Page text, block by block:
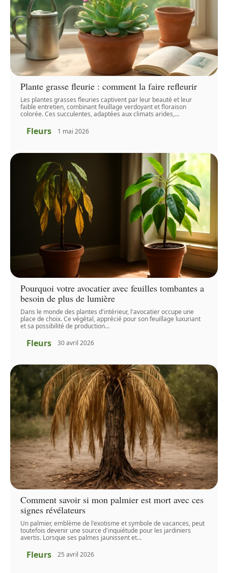
Plante grasse fleurie : comment la faire refleurir
Les plantes grasses fleuries captivent par leur beauté et leur
faible entretien, combinant feuillage verdoyant et floraison
colorée. Ces succulentes, adaptées aux climats arides,…
Fleurs 1 mai 2026
Pourquoi votre avocatier avec feuilles tombantes a
besoin de plus de lumière
Dans le monde des plantes d'intérieur, l'avocatier occupe une
place de choix. Ce végétal, apprécié pour son feuillage luxuriant
et sa possibilité de production…
Fleurs 30 avril 2026
Comment savoir si mon palmier est mort avec ces
signes révélateurs
Un palmier, emblème de l'exotisme et symbole de vacances, peut
toutefois devenir une source d'inquiétude pour les jardiniers
avertis. Lorsque ses palmes jaunissent et…
Fleurs 25 avril 2026